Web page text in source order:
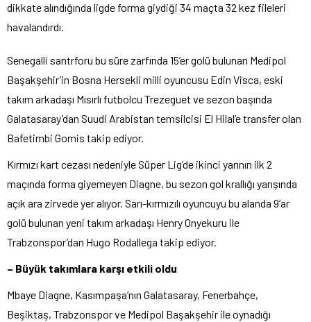
dikkate alındığında ligde forma giydiği 34 maçta 32 kez fileleri
havalandırdı.
Senegalli santrforu bu süre zarfında 15’er golü bulunan Medipol
Başakşehir’in Bosna Hersekli milli oyuncusu Edin Visca, eski
takım arkadaşı Mısırlı futbolcu Trezeguet ve sezon başında
Galatasaray’dan Suudi Arabistan temsilcisi El Hilal’e transfer olan
Bafetimbi Gomis takip ediyor.
Kırmızı kart cezası nedeniyle Süper Lig’de ikinci yarının ilk 2
maçında forma giyemeyen Diagne, bu sezon gol krallığı yarışında
açık ara zirvede yer alıyor. Sarı-kırmızılı oyuncuyu bu alanda 9’ar
golü bulunan yeni takım arkadaşı Henry Onyekuru ile
Trabzonspor’dan Hugo Rodallega takip ediyor.
– Büyük takımlara karşı etkili oldu
Mbaye Diagne, Kasımpaşa’nın Galatasaray, Fenerbahçe,
Beşiktaş, Trabzonspor ve Medipol Başakşehir ile oynadığı